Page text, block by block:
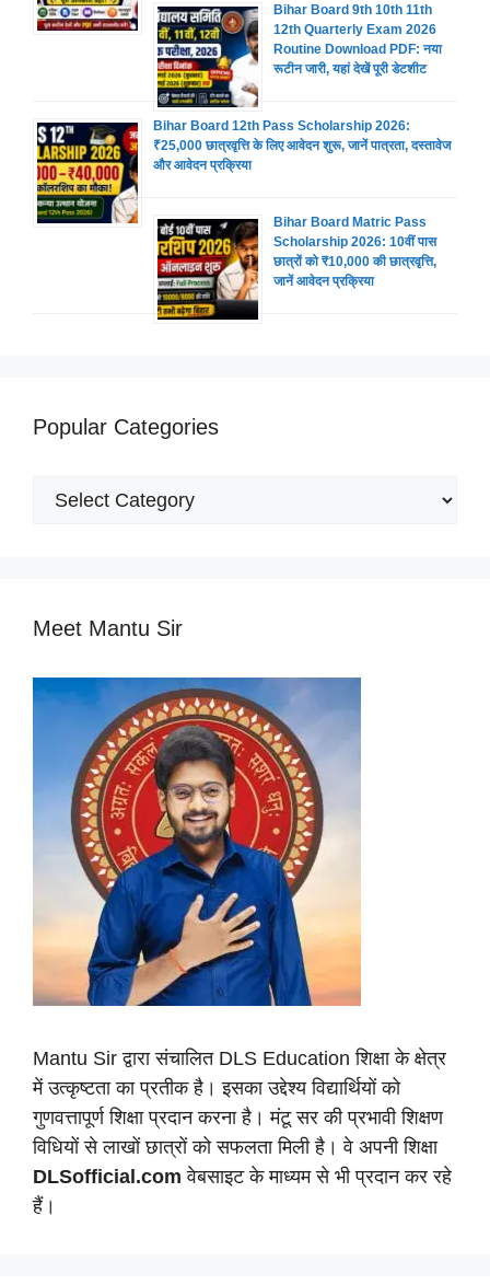
Bihar Board 9th 10th 11th
12th Quarterly Exam 2026
Routine Download PDF: नया
रूटीन जारी, यहां देखें पूरी डेटशीट
Bihar Board 12th Pass Scholarship 2026:
₹25,000 छात्रवृत्ति के लिए आवेदन शुरू, जानें पात्रता, दस्तावेज
और आवेदन प्रक्रिया
Bihar Board Matric Pass
Scholarship 2026: 10वीं पास
छात्रों को ₹10,000 की छात्रवृत्ति,
जानें आवेदन प्रक्रिया
Popular Categories
Popular
Meet Mantu Sir
Mantu Sir द्वारा संचालित DLS Education शिक्षा के क्षेत्र
में उत्कृष्टता का प्रतीक है। इसका उद्देश्य विद्यार्थियों को
गुणवत्तापूर्ण शिक्षा प्रदान करना है। मंटू सर की प्रभावी शिक्षण
विधियों से लाखों छात्रों को सफलता मिली है। वे अपनी शिक्षा
DLSofficial.com वेबसाइट के माध्यम से भी प्रदान कर रहे
हैं।